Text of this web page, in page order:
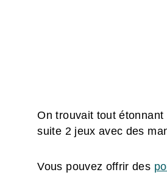
On trouvait tout
suite 2 jeux avec des
Vous pouvez offrir des